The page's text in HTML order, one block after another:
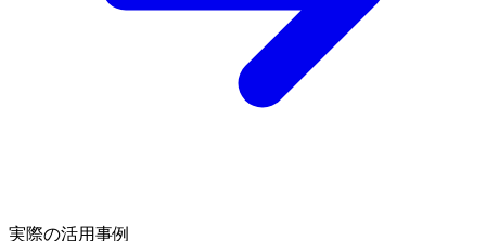
実際の活用事例